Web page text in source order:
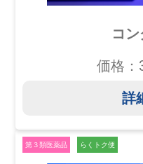
コ
価格：
詳
第３類医薬品 らくトク便